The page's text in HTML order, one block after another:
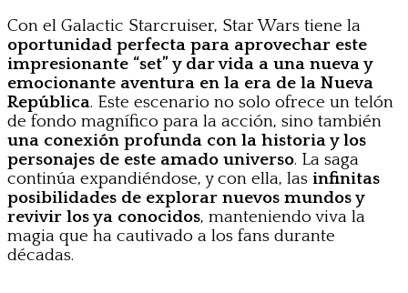
Con el Galactic Starcruiser, Star Wars tiene la
oportunidad perfecta para aprovechar este
impresionante “set” y dar vida a una nueva y
emocionante aventura en la era de la Nueva
República. Este escenario no solo ofrece un telón
de fondo magnífico para la acción, sino también
una conexión profunda con la historia y los
personajes de este amado universo. La saga
continúa expandiéndose, y con ella, las infinitas
posibilidades de explorar nuevos mundos y
revivir los ya conocidos, manteniendo viva la
magia que ha cautivado a los fans durante
décadas.